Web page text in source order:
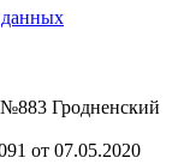
данных
Гродненский
от 07.05.2020